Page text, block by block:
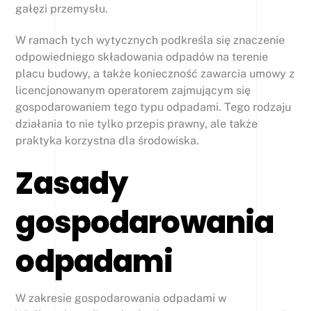
gałęzi przemysłu.
W ramach tych wytycznych podkreśla się znaczenie
odpowiedniego składowania odpadów na terenie
placu budowy, a także konieczność zawarcia umowy z
licencjonowanym operatorem zajmującym się
gospodarowaniem tego typu odpadami. Tego rodzaju
działania to nie tylko przepis prawny, ale także
praktyka korzystna dla środowiska.
Zasady
gospodarowania
odpadami
W zakresie gospodarowania odpadami w